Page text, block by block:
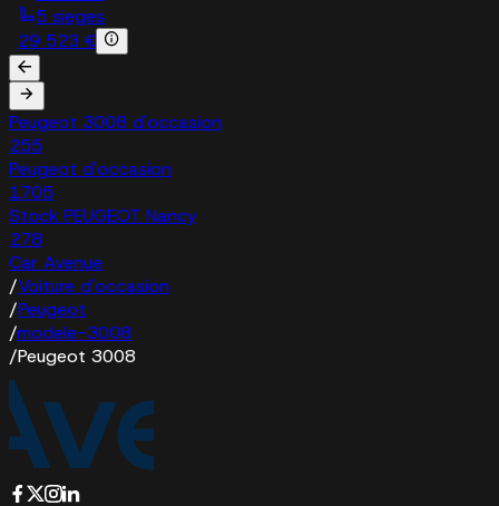
5 sieges
29 523 €
Peugeot 3008 d'occasion
255
Peugeot d'occasion
1705
Stock PEUGEOT Nancy
278
Car Avenue
/Voiture d'occasion
/Peugeot
/modele-3008
/Peugeot 3008